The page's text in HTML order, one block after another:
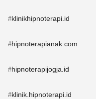
#klinikhipnoterapi.id
#hipnoterapianak.com
#hipnoterapijogja.id
#klinik.hipnoterapi.id